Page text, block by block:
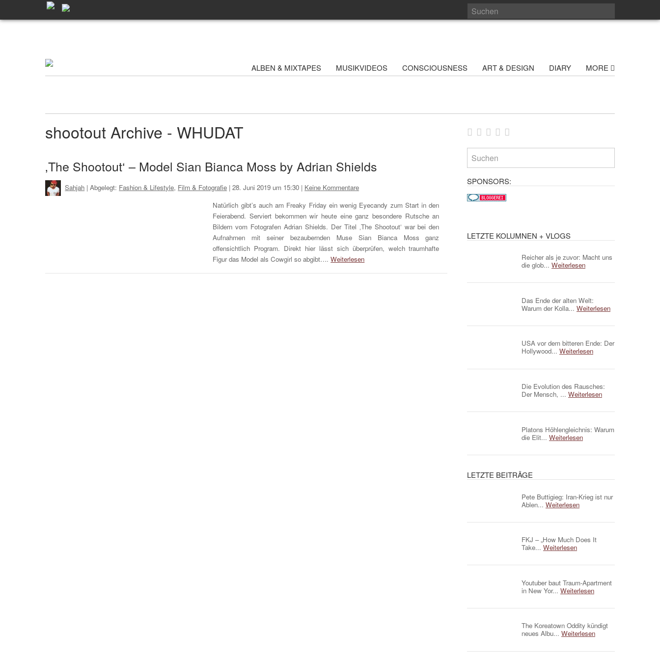
ALBEN & MIXTAPES MUSIKVIDEOS CONSCIOUSNESS ART & DESIGN DIARY MORE
shootout Archive - WHUDAT
‚The Shootout‘ – Model Sian Bianca Moss by Adrian Shields
Sahjah | Abgelegt: Fashion & Lifestyle, Film & Fotografie |28. Juni 2019 um 15:30 | Keine Kommentare
Natürlich gibt’s auch am Freaky Friday ein wenig Eyecandy zum Start in den
Feierabend. Serviert bekommen wir heute eine ganz besondere Rutsche an
Bildern vom Fotografen Adrian Shields. Der Titel ‚The Shootout‘ war bei den
Aufnahmen mit seiner bezaubernden Muse Sian Bianca Moss ganz
offensichtlich Program. Direkt hier lässt sich überprüfen, welch traumhafte
Figur das Model als Cowgirl so abgibt….Weiterlesen
SPONSORS:
LETZTE KOLUMNEN + VLOGS
Reicher als je zuvor: Macht uns
die glob... Weiterlesen
Das Ende der alten Welt:
Warum der Kolla... Weiterlesen
USA vor dem bitteren Ende: Der
Hollywood... Weiterlesen
Die Evolution des Rausches:
Der Mensch, ... Weiterlesen
Platons Höhlengleichnis: Warum
die Elit... Weiterlesen
LETZTE BEITRÄGE
Pete Buttigieg: Iran-Krieg ist nur
Ablen... Weiterlesen
FKJ – „How Much Does It
Take... Weiterlesen
Youtuber baut Traum-Apartment
in New Yor... Weiterlesen
The Koreatown Oddity kündigt
neues Albu... Weiterlesen